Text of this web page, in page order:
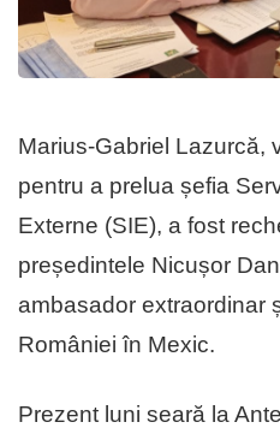
Marius-Gabriel Lazurcă,
pentru a prelua șefia
Externe (SIE), a fost
președintele Nicușor
ambasador extraordinar
României în Mexic.
Prezent luni seară la